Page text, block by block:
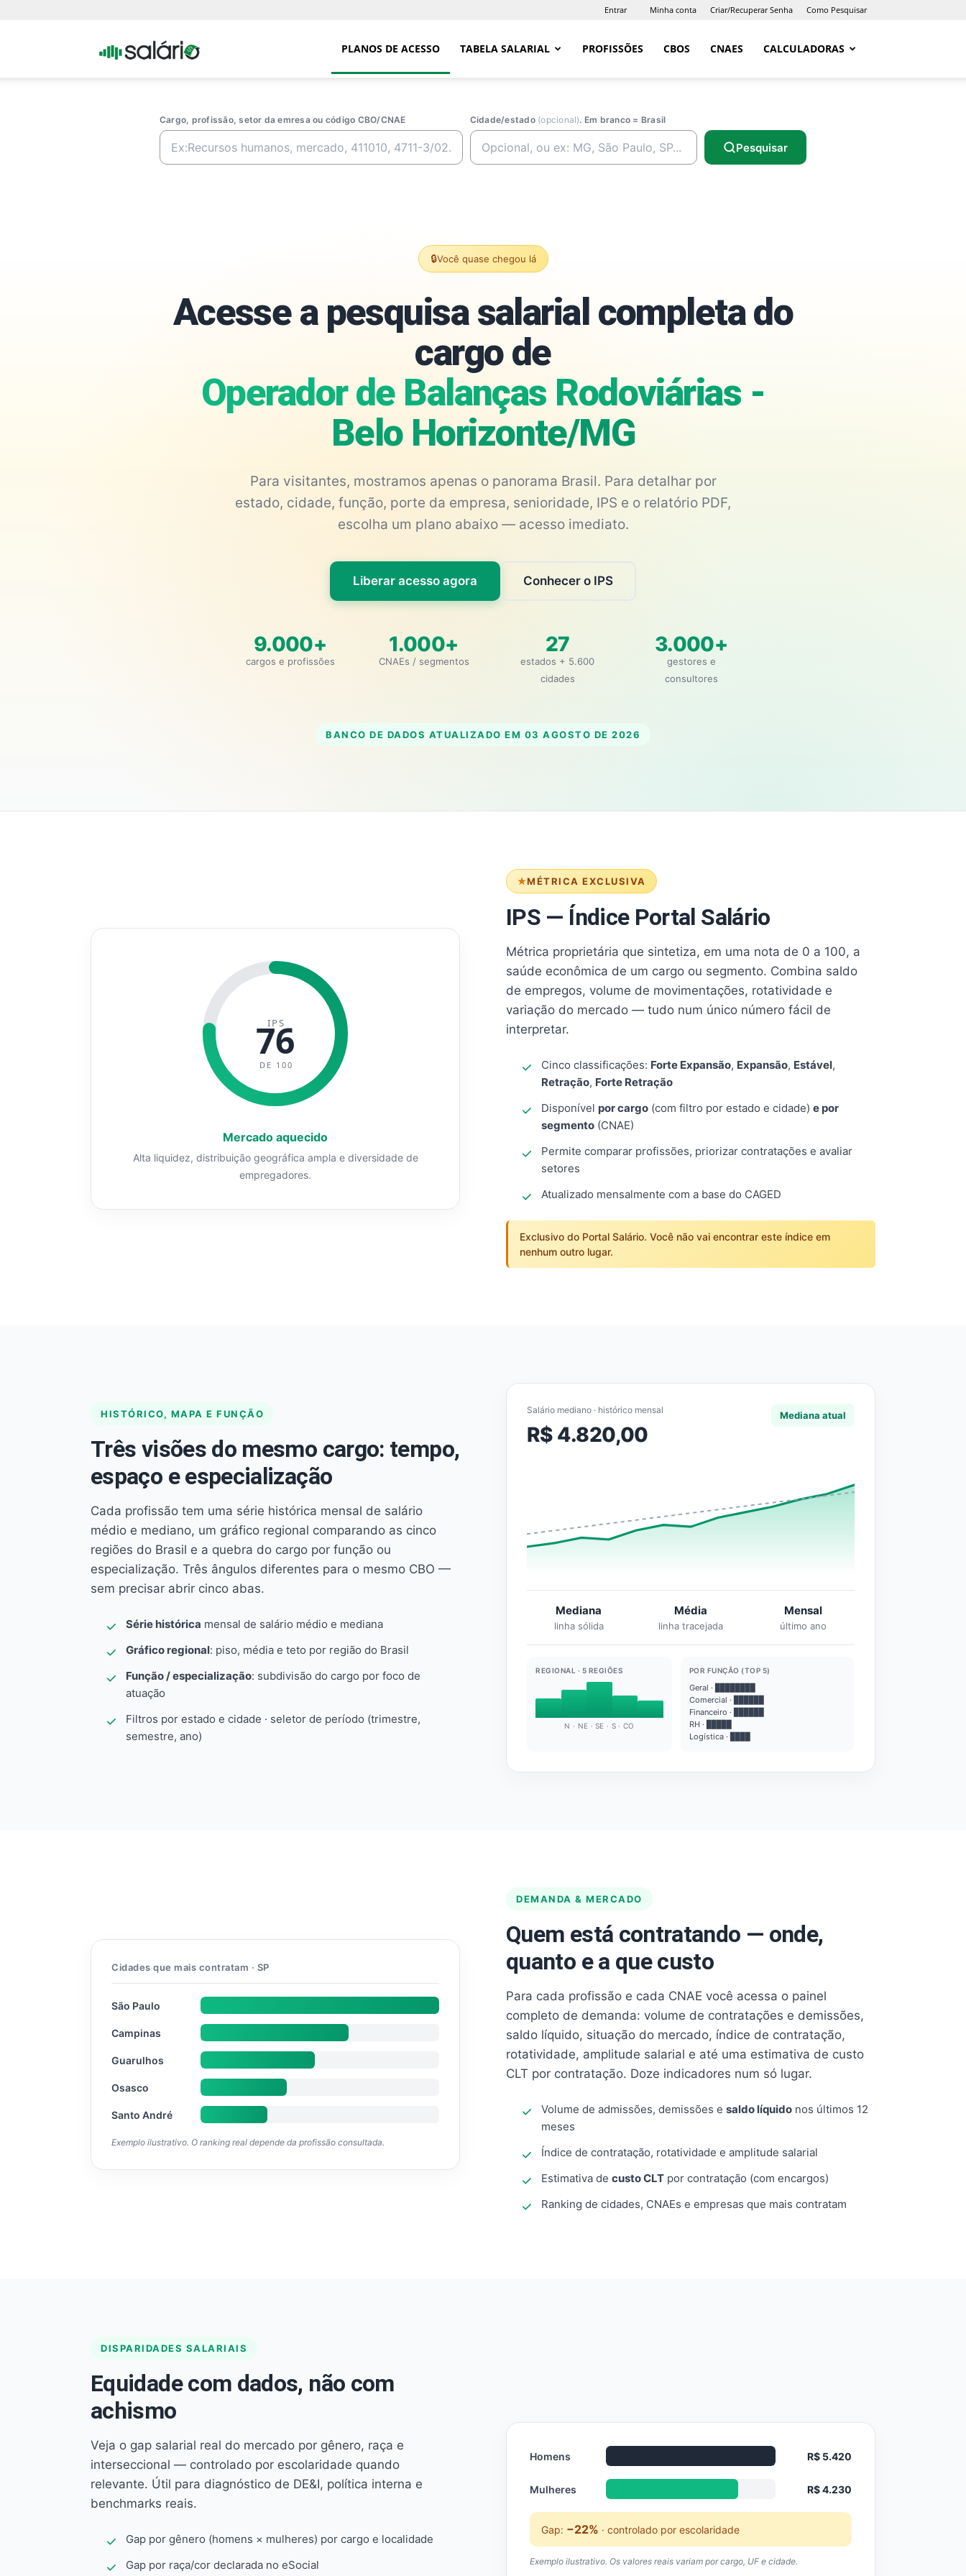
Entrar Minha conta Criar/Recuperar Senha Como Pesquisar
Portal PLANOS DE ACESSO TABELA SALARIAL PROFISSÕES CBOS CNAES CALCULADORAS
Cargo, profissão, setor da emresa ou código CBO/CNAE Cidade/estado (opcional). Em branco = Brasil
Pesquisar
🔒Você quase chegou lá
Acesse a pesquisa salarial completa do
cargo de
Operador de Balanças Rodoviárias -
Belo Horizonte/MG
Para visitantes, mostramos apenas o panorama Brasil. Para detalhar por
estado, cidade, função, porte da empresa, senioridade, IPS e o relatório PDF,
escolha um plano abaixo — acesso imediato.
Liberar acesso agora Conhecer o IPS
9.000+
cargos e profissões
1.000+
CNAEs / segmentos
27
estados + 5.600
cidades
3.000+
gestores e
consultores
BANCO DE DADOS ATUALIZADO EM 03 AGOSTO DE 2026
MÉTRICA EXCLUSIVA
IPS — Índice Portal Salário
Métrica proprietária que sintetiza, em uma nota de 0 a 100, a
saúde econômica de um cargo ou segmento. Combina saldo
de empregos, volume de movimentações, rotatividade e
variação do mercado — tudo num único número fácil de
interpretar.
Cinco classificações: Forte Expansão, Expansão, Estável,
Retração, Forte Retração
Disponível por cargo (com filtro por estado e cidade) e por
segmento (CNAE)
Permite comparar profissões, priorizar contratações e avaliar
setores
Atualizado mensalmente com a base do CAGED
Exclusivo do Portal Salário. Você não vai encontrar este índice em
nenhum outro lugar.
IPS
76
DE 100
Mercado aquecido
Alta liquidez, distribuição geográfica ampla e diversidade de
empregadores.
HISTÓRICO, MAPA E FUNÇÃO
Três visões do mesmo cargo: tempo,
espaço e especialização
Cada profissão tem uma série histórica mensal de salário
médio e mediano, um gráfico regional comparando as cinco
regiões do Brasil e a quebra do cargo por função ou
especialização. Três ângulos diferentes para o mesmo CBO —
sem precisar abrir cinco abas.
Série histórica mensal de salário médio e mediana
Gráfico regional: piso, média e teto por região do Brasil
Função / especialização: subdivisão do cargo por foco de
atuação
Filtros por estado e cidade · seletor de período (trimestre,
semestre, ano)
Salário mediano · histórico mensal
R$ 4.820,00
Mediana atual
Mediana
linha sólida
Média
linha tracejada
Mensal
último ano
REGIONAL · 5 REGIÕES
N · NE · SE · S · CO
POR FUNÇÃO (TOP 5)
Geral · ████████
Comercial · ██████
Financeiro · ██████
RH · █████
Logística · ████
DEMANDA & MERCADO
Quem está contratando — onde,
quanto e a que custo
Para cada profissão e cada CNAE você acessa o painel
completo de demanda: volume de contratações e demissões,
saldo líquido, situação do mercado, índice de contratação,
rotatividade, amplitude salarial e até uma estimativa de custo
CLT por contratação. Doze indicadores num só lugar.
Volume de admissões, demissões e saldo líquido nos últimos 12
meses
Índice de contratação, rotatividade e amplitude salarial
Estimativa de custo CLT por contratação (com encargos)
Ranking de cidades, CNAEs e empresas que mais contratam
Cidades que mais contratam · SP
São Paulo
Campinas
Guarulhos
Osasco
Santo André
Exemplo ilustrativo. O ranking real depende da profissão consultada.
DISPARIDADES SALARIAIS
Equidade com dados, não com
achismo
Veja o gap salarial real do mercado por gênero, raça e
interseccional — controlado por escolaridade quando
relevante. Útil para diagnóstico de DE&I, política interna e
benchmarks reais.
Gap por gênero (homens × mulheres) por cargo e localidade
Gap por raça/cor declarada no eSocial
Homens R$ 5.420
Mulheres R$ 4.230
Gap: −22% · controlado por escolaridade
Exemplo ilustrativo. Os valores reais variam por cargo, UF e cidade.